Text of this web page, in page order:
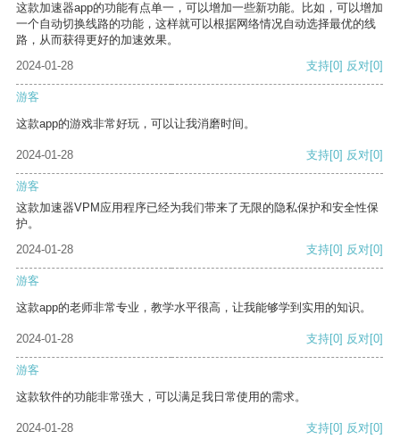
这款加速器app的功能有点单一，可以增加一些新功能。比如，可以增加
一个自动切换线路的功能，这样就可以根据网络情况自动选择最优的线
路，从而获得更好的加速效果。
2024-01-28
支持[0] 反对[0]
游客
这款app的游戏非常好玩，可以让我消磨时间。
2024-01-28 支持[0] 反对[0]
游客
这款加速器VPM应用程序已经为我们带来了无限的隐私保护和安全性保
护。
2024-01-28
支持[0] 反对[0]
游客
这款app的老师非常专业，教学水平很高，让我能够学到实用的知识。
2024-01-28 支持[0] 反对[0]
游客
这款软件的功能非常强大，可以满足我日常使用的需求。
2024-01-28 支持[0] 反对[0]